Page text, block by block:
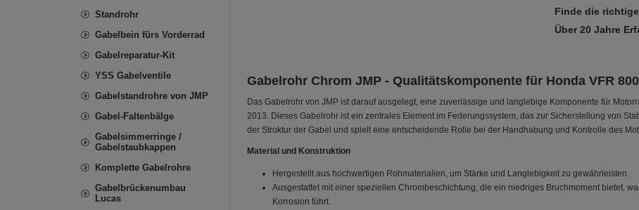
Finde die
Über 20 Jahre
Gabelrohr Chrom JMP - Qualitätskomponente für Honda VFR 800
Das Gabelrohr von JMP ist darauf ausgelegt, eine zuverlässige und langlebige Komponente für
2013. Dieses Gabelrohr ist ein zentrales Element im Federungssystem, das zur Sicherstellung von
der Struktur der Gabel und spielt eine entscheidende Rolle bei der Handhabung und Kontrolle des
Material und Konstruktion
Hergestellt aus hochwertigen Rohmaterialien, um Stärke und Langlebigkeit zu gewährleisten.
Ausgestattet mit einer speziellen Chrombeschichtung, die ein niedriges Bruchmoment bietet,
Korrosion führt.
Standrohr
Gabelbein fürs Vorderrad
Gabelreparatur-Kit
YSS Gabelventile
Gabelstandrohre von JMP
Gabel-Faltenbälge
Gabelsimmerringe /
Gabelstaubkappen
Komplette Gabelrohre
Gabelbrückenumbau
Lucas